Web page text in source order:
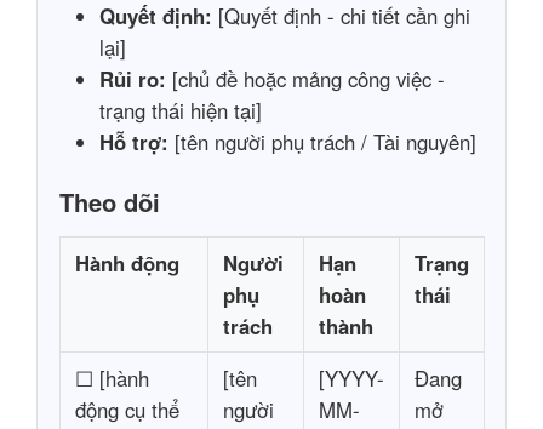
Quyết định: [Quyết định - chi tiết cần ghi
lại]
Rủi ro: [chủ đề hoặc mảng công việc -
trạng thái hiện tại]
Hỗ trợ: [tên người phụ trách / Tài nguyên]
Theo dõi
Hành động
Người
phụ
trách
Hạn
hoàn
thành
Trạng
thái
☐ [hành
động cụ thể
[tên
người
[YYYY-
MM-
Đang
mở